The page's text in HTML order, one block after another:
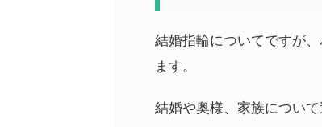
結婚指輪についてですが
ます。
結婚や奥様、家族につい